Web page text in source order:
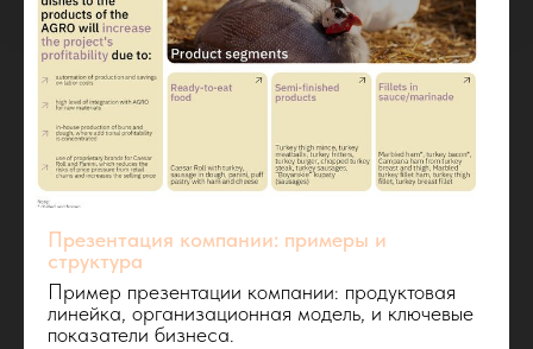
Презентация компании: примеры и
структура
Пример презентации компании: продуктовая
линейка, организационная модель, и ключевые
показатели бизнеса.